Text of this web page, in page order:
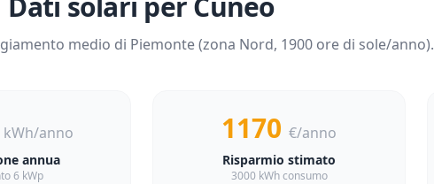
medio di Piemonte(zona Nord, 1900ore di sole/anno).
kWh/anno
annua
6 kWp
1170 €/anno
Risparmio stimato
3000 kWh consumo